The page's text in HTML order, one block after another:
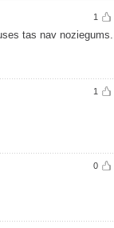
1
tas nav noziegums.
1
0